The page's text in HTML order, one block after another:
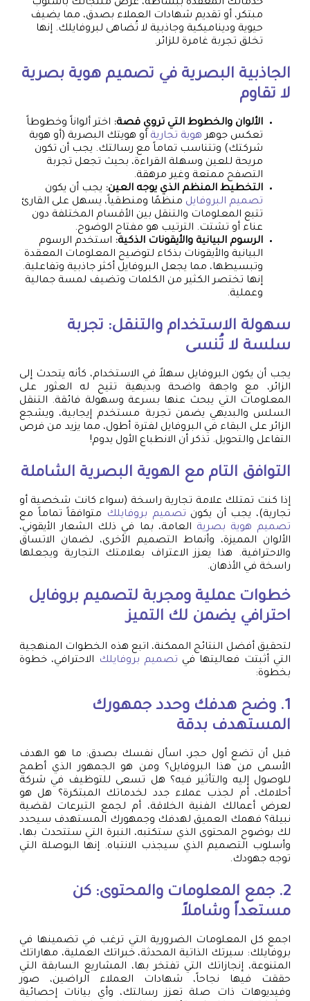
خدماتك المعقدة ببساطة، عرض منتجاتك بأسلوب
مبتكر، أو تقديم شهادات العملاء بصدق، مما يضيف
حيوية وديناميكية وجاذبية لا تُضاهى لبروفايلك. إنها
تخلق تجربة غامرة للزائر.
الجاذبية البصرية في تصميم هوية بصرية
لا تقاوم
الألوان والخطوط التي تروي قصة: اختر ألواناً وخطوطاً
تعكس جوهر هوية تجارية أو هويتك البصرية (أو هوية
شركتك) وتتناسب تماماً مع رسالتك. يجب أن تكون
مريحة للعين وسهلة القراءة، بحيث تجعل تجربة
التصفح ممتعة وغير مرهقة.
التخطيط المنظم الذي يوجه العين: يجب أن يكون
تصميم البروفايل منظمًا ومنطقياً، يسهل على القارئ
تتبع المعلومات والتنقل بين الأقسام المختلفة دون
عناء أو تشتت. الترتيب هو مفتاح الوضوح.
الرسوم البيانية والأيقونات الذكية: استخدم الرسوم
البيانية والأيقونات بذكاء لتوضيح المعلومات المعقدة
وتبسيطها، مما يجعل البروفايل أكثر جاذبية وتفاعلية.
إنها تختصر الكثير من الكلمات وتضيف لمسة جمالية
وعملية.
سهولة الاستخدام والتنقل: تجربة
سلسة لا تُنسى
يجب أن يكون البروفايل سهلاً في الاستخدام، كأنه يتحدث إلى
الزائر، مع واجهة واضحة وبديهية تتيح له العثور على
المعلومات التي يبحث عنها بسرعة وسهولة فائقة. التنقل
السلس والبديهي يضمن تجربة مستخدم إيجابية، ويشجع
الزائر على البقاء في البروفايل لفترة أطول، مما يزيد من فرص
التفاعل والتحويل. تذكر أن الانطباع الأول يدوم!
التوافق التام مع الهوية البصرية الشاملة
إذا كنت تمتلك علامة تجارية راسخة (سواء كانت شخصية أو
تجارية)، يجب أن يكون تصميم بروفايلك
متوافقاً تماماً مع
تصميم هوية بصرية العامة، بما في ذلك الشعار الأيقوني،
الألوان المميزة، وأنماط التصميم الأخرى، لضمان الاتساق
والاحترافية. هذا يعزز الاعتراف بعلامتك التجارية ويجعلها
راسخة في الأذهان.
خطوات عملية ومجربة لتصميم بروفايل
احترافي يضمن لك التميز
لتحقيق أفضل النتائج الممكنة، اتبع هذه الخطوات المنهجية
التي أثبتت فعاليتها في تصميم بروفايلك
الاحترافي، خطوة
بخطوة:
1. وضح هدفك وحدد جمهورك
المستهدف بدقة
قبل أن تضع أول حجر، اسأل نفسك بصدق: ما هو الهدف
الأسمى من هذا البروفايل؟ ومن هو الجمهور الذي أطمح
للوصول إليه والتأثير فيه؟ هل تسعى للتوظيف في شركة
أحلامك، أم لجذب عملاء جدد لخدماتك المبتكرة؟ هل هو
لعرض أعمالك الفنية الخلاقة، أم لجمع التبرعات لقضية
نبيلة؟ فهمك العميق لهدفك وجمهورك المستهدف سيحدد
لك بوضوح المحتوى الذي ستكتبه، النبرة التي ستتحدث بها،
وأسلوب التصميم الذي سيجذب الانتباه. إنها البوصلة التي
توجه جهودك.
2. جمع المعلومات والمحتوى: كن
مستعداً وشاملاً
اجمع كل المعلومات الضرورية التي ترغب في تضمينها في
بروفايلك: سيرتك الذاتية المحدثة، خبراتك العملية، مهاراتك
المتنوعة، إنجازاتك التي تفتخر بها، المشاريع السابقة التي
حققت فيها نجاحاً، شهادات العملاء الراضين، صور
وفيديوهات ذات صلة تعزز رسالتك، وأي بيانات إحصائية